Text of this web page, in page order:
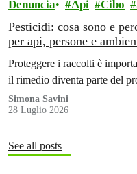
Denuncia Api Cibo
Pesticidi: cosa sono e
per api, persone e
Proteggere i raccolti è
il rimedio diventa parte del
Simona Savini
28 Luglio 2026
See all posts